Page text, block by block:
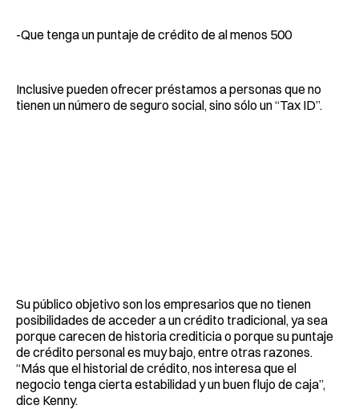
-Que tenga un puntaje de crédito de al menos 500
Inclusive pueden ofrecer préstamos a personas que no
tienen un número de seguro social, sino sólo un “Tax ID”.
Su público objetivo son los empresarios que no tienen
posibilidades de acceder a un crédito tradicional, ya sea
porque carecen de historia crediticia o porque su puntaje
de crédito personal es muy bajo, entre otras razones.
“Más que el historial de crédito, nos interesa que el
negocio tenga cierta estabilidad y un buen flujo de caja”,
dice Kenny.